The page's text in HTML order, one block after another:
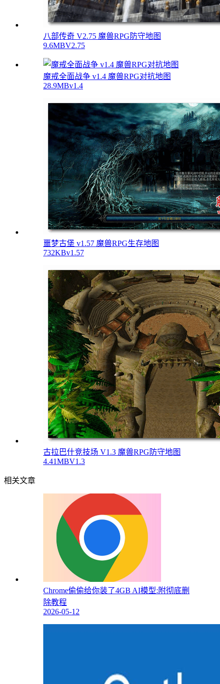
八部传奇 V2.75 魔兽RPG防守地图
9.6MBV2.75
魔戒全面战争 v1.4 魔兽RPG对抗地图
28.9MBv1.4
噩梦古堡 v1.57 魔兽RPG生存地图
732KBv1.57
古拉巴什竞技场 V1.3 魔兽RPG防守地图
4.41MBV1.3
相关文章
Chrome偷偷给你装了4GB AI模型:附彻底删
除教程
2026-05-12